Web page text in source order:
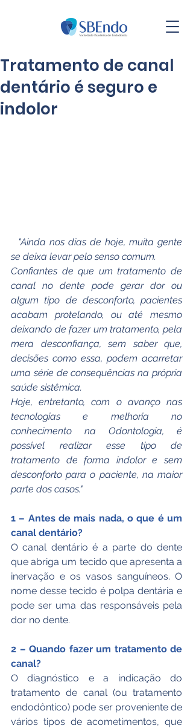
Tratamento de canal
dentário é seguro e
indolor
se deixa levar pelo senso comum.
Confiantes de que um tratamento de
canal no dente pode gerar dor ou
algum tipo de desconforto, pacientes
acabam protelando, ou até mesmo
deixando de fazer um tratamento, pela
mera desconfiança, sem saber que,
decisões como essa, podem acarretar
uma série de consequências na própria
saúde sistêmica.
Hoje, entretanto, com o avanço nas
tecnologias e melhoria no
conhecimento na Odontologia, é
possível realizar esse tipo de
tratamento de forma indolor e sem
desconforto para o paciente, na maior
parte dos casos."
1 – Antes de mais nada, o que é um
canal dentário?
O canal dentário é a parte do dente
que abriga um tecido que apresenta a
inervação e os vasos sanguíneos. O
nome desse tecido é polpa dentária e
pode ser uma das responsáveis pela
dor no dente.
2 – Quando fazer um tratamento de
canal?
O diagnóstico e a indicação do
tratamento de canal (ou tratamento
endodôntico) pode ser proveniente de
vários tipos de acometimentos, que